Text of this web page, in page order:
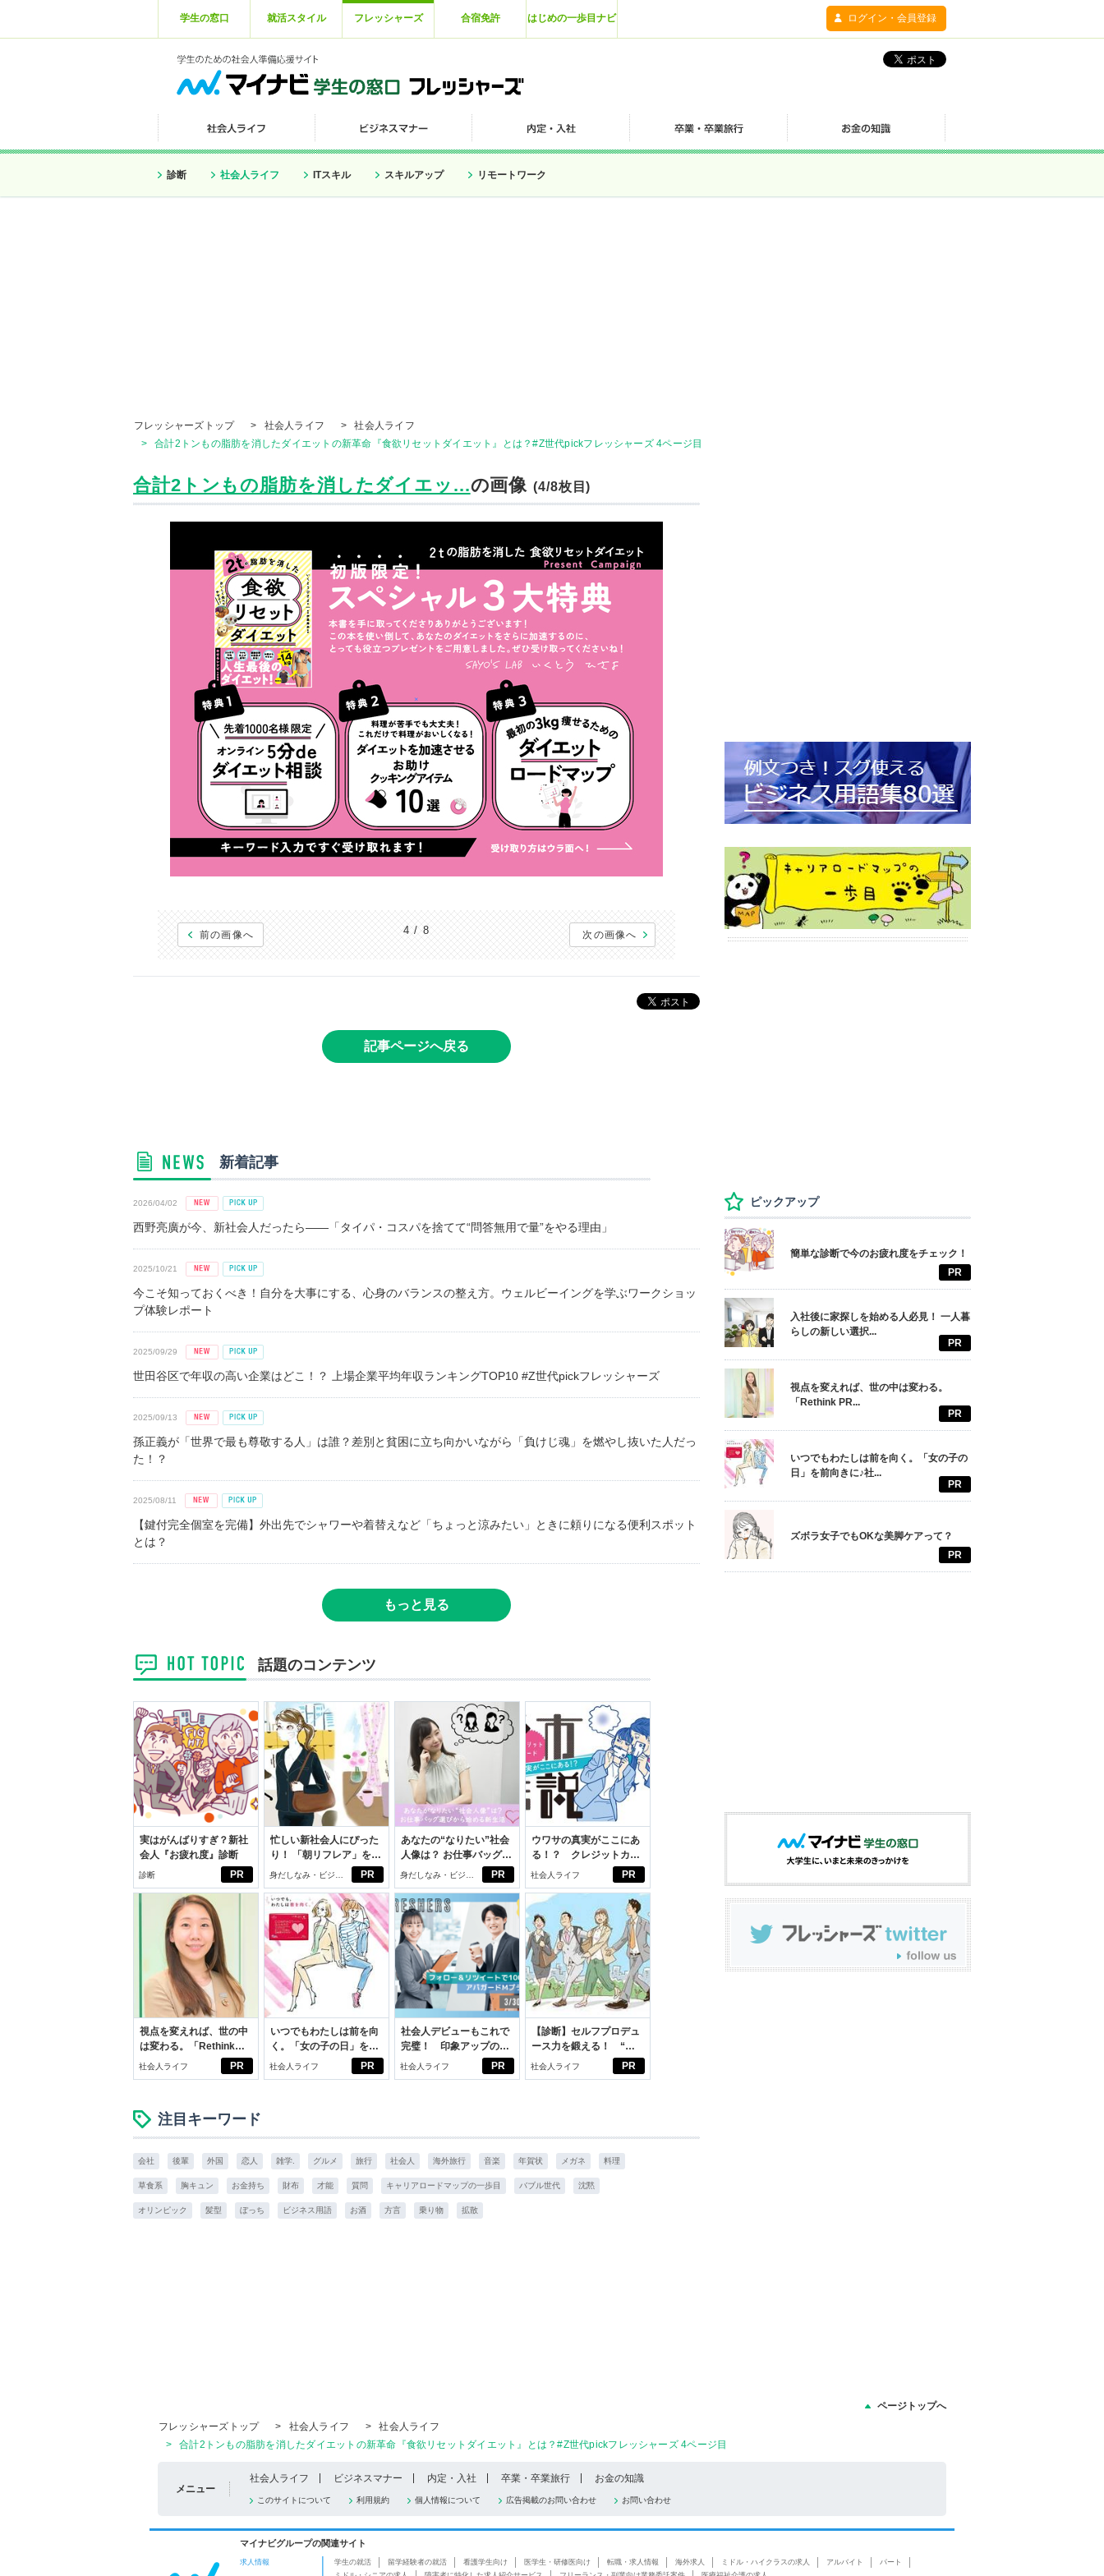
学生の窓口 就活スタイル フレッシャーズ 合宿免許 はじめの一歩目ナビ ログイン・会員登録
診断 社会人ライフ ITスキル スキルアップ リモートワーク
フレッシャーズトップ > 社会人ライフ >
社会人ライフ
>
合計2トンもの脂肪を消したダイエットの新革命『食欲リセットダイエット』とは？#Z世代pickフレッシャーズ 4ページ目
合計2トンもの脂肪を消したダイエッ...の画像(4/8枚目)
前の画像へ 4 / 8 次の画像へ
記事ページへ戻る
新着記事
2026/04/02
西野亮廣が今、新社会人だったら――「タイパ・コスパを捨てて“問答無用で量”をやる理由」
2025/10/21
今こそ知っておくべき！自分を大事にする、心身のバランスの整え方。ウェルビーイングを学ぶワークショッ
プ体験レポート
2025/09/29
世田谷区で年収の高い企業はどこ！？ 上場企業平均年収ランキングTOP10 #Z世代pickフレッシャーズ
2025/09/13
孫正義が「世界で最も尊敬する人」は誰？差別と貧困に立ち向かいながら「負けじ魂」を燃やし抜いた人だっ
た！？
2025/08/11
【鍵付完全個室を完備】外出先でシャワーや着替えなど「ちょっと涼みたい」ときに頼りになる便利スポット
とは？
もっと見る
話題のコンテンツ
PR
実はがんばりすぎ？新社
会人『お疲れ度』診断
診断 PR
忙しい新社会人にぴった
り！ 「朝リフレア」をは
じめよう。しっかりニオ
イケアして24時間快適。
身だしなみ・ビジネ
スアイテム
PR
あなたの“なりたい”社会
人像は？ お仕事バッグ選
びから始める新生活
身だしなみ・ビジネ
スアイテム
PR
ウワサの真実がここにあ
る！？ クレジットカー
ドの都市伝説
社会人ライフ
PR
視点を変えれば、世の中
は変わる。「Rethink
PROJECT」がつたえた
社会人ライフ PR
いつでもわたしは前を向
く。「女の子の日」を前
向きに♪社会人エリ・大
社会人ライフ PR
社会人デビューもこれで
完璧！ 印象アップのセ
ルフプロデュース術
社会人ライフ PR
【診断】セルフプロデュ
ース力を鍛える！ “ジ
ブン観”診断
社会人ライフ
注目キーワード
会社 後輩 外国 恋人 雑学. グルメ 旅行 社会人 海外旅行 音楽 年賀状 メガネ 料理
草食系 胸キュン お金持ち 財布 才能 質問 キャリアロードマップの一歩目 バブル世代 沈黙
オリンピック 髪型 ぼっち ビジネス用語 お酒 方言 乗り物 拡散
ピックアップ
簡単な診断で今のお疲れ度をチェック！
PR
入社後に家探しを始める人必見！ 一人暮
らしの新しい選択...
PR
視点を変えれば、世の中は変わる。
「Rethink PR...
PR
いつでもわたしは前を向く。「女の子の
日」を前向きに♪社...
PR
ズボラ女子でもOKな美脚ケアって？
PR
ページトップへ
フレッシャーズトップ
> 社会人ライフ >
社会人ライフ
>
合計2トンもの脂肪を消したダイエットの新革命『食欲リセットダイエット』とは？#Z世代pickフレッシャーズ 4ページ目
メニュー
社会人ライフ ビジネスマナー 内定・入社 卒業・卒業旅行 お金の知識
このサイトについて 利用規約 個人情報について 広告掲載のお問い合わせ お問い合わせ
マイナビグループの関連サイト
求人情報 学生の就活 留学経験者の就活 看護学生向け 医学生・研修医向け 転職・求人情報 海外求人 ミドル・ハイクラスの求人 アルバイト
パート